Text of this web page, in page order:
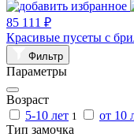
85 111 ₽
Красивые пусеты с
Фильтр
Параметры
Возраст
5-10 лет 1 от 10
Тип замочка